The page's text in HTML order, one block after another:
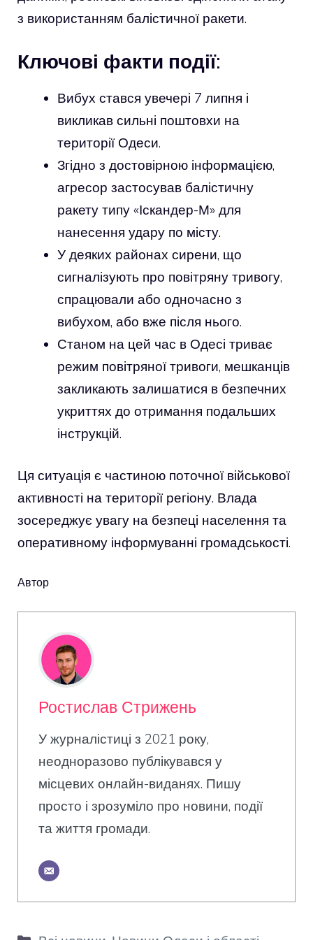
з використанням балістичної ракети.
Ключові факти події:
Вибух стався увечері 7 липня і
викликав сильні поштовхи на
території Одеси.
Згідно з достовірною інформацією,
агресор застосував балістичну
ракету типу «Іскандер-М» для
нанесення удару по місту.
У деяких районах сирени, що
сигналізують про повітряну тривогу,
спрацювали або одночасно з
вибухом, або вже після нього.
Станом на цей час в Одесі триває
режим повітряної тривоги, мешканців
закликають залишатися в безпечних
укриттях до отримання подальших
інструкцій.
Ця ситуація є частиною поточної військової
активності на території регіону. Влада
зосереджує увагу на безпеці населення та
оперативному інформуванні громадськості.
Автор
Ростислав Стрижень
У журналістиці з 2021 року,
неодноразово публікувався у
місцевих онлайн-виданях. Пишу
просто і зрозуміло про новини, події
та життя громади.